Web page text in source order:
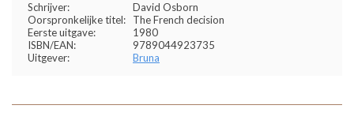
Schrijver:
David Osborn
Oorspronkelijke titel:
The French decision
Eerste uitgave:
1980
ISBN/EAN:
9789044923735
Uitgever:
Bruna